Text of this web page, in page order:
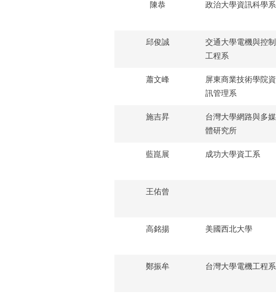
陳恭 政治大學資訊科學系
邱俊誠
交通大學電機與控制
工程系
蕭文峰
屏東商業技術學院資
訊管理系
施吉昇
台灣大學網路與多媒
體研究所
藍崑展 成功大學資工系
王佑曾
高銘揚 美國西北大學
鄭振牟 台灣大學電機工程系